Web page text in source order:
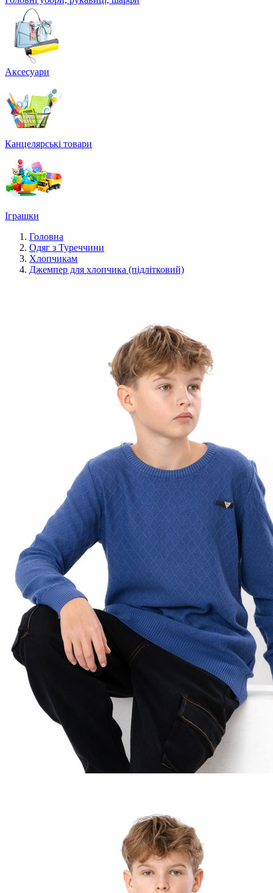
Аксесуари
Канцелярські товари
Іграшки
Головна
Одяг з Туреччини
Хлопчикам
Джемпер для хлопчика (підлітковий)